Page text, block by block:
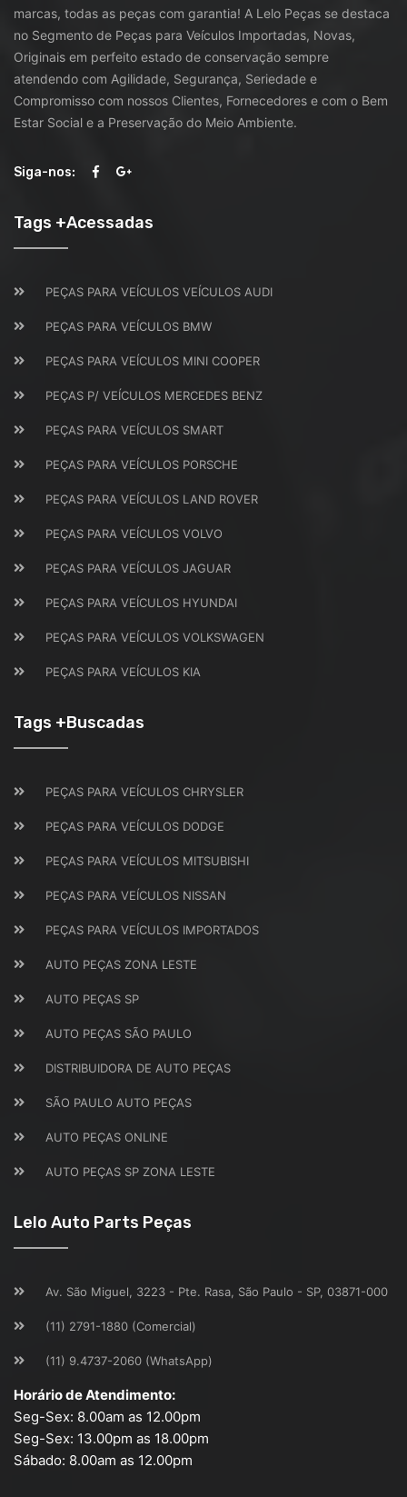
marcas, todas as peças com garantia! A Lelo Peças se destaca
no Segmento de Peças para Veículos Importadas, Novas,
Originais em perfeito estado de conservação sempre
atendendo com Agilidade, Segurança, Seriedade e
Compromisso com nossos Clientes, Fornecedores e com o Bem
Estar Social e a Preservação do Meio Ambiente.
Siga-nos:
Tags +Acessadas
PEÇAS PARA VEÍCULOS VEÍCULOS AUDI
PEÇAS PARA VEÍCULOS BMW
PEÇAS PARA VEÍCULOS MINI COOPER
PEÇAS P/ VEÍCULOS MERCEDES BENZ
PEÇAS PARA VEÍCULOS SMART
PEÇAS PARA VEÍCULOS PORSCHE
PEÇAS PARA VEÍCULOS LAND ROVER
PEÇAS PARA VEÍCULOS VOLVO
PEÇAS PARA VEÍCULOS JAGUAR
PEÇAS PARA VEÍCULOS HYUNDAI
PEÇAS PARA VEÍCULOS VOLKSWAGEN
PEÇAS PARA VEÍCULOS KIA
Tags +Buscadas
PEÇAS PARA VEÍCULOS CHRYSLER
PEÇAS PARA VEÍCULOS DODGE
PEÇAS PARA VEÍCULOS MITSUBISHI
PEÇAS PARA VEÍCULOS NISSAN
PEÇAS PARA VEÍCULOS IMPORTADOS
AUTO PEÇAS ZONA LESTE
AUTO PEÇAS SP
AUTO PEÇAS SÃO PAULO
DISTRIBUIDORA DE AUTO PEÇAS
SÃO PAULO AUTO PEÇAS
AUTO PEÇAS ONLINE
AUTO PEÇAS SP ZONA LESTE
Lelo Auto Parts Peças
Av. São Miguel, 3223 - Pte. Rasa, São Paulo - SP, 03871-000
(11) 2791-1880 (Comercial)
(11) 9.4737-2060 (WhatsApp)
Horário de Atendimento:
Seg-Sex: 8.00am as 12.00pm
Seg-Sex: 13.00pm as 18.00pm
Sábado: 8.00am as 12.00pm